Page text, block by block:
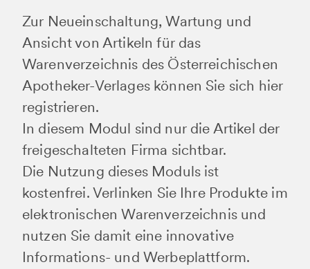
Zur Neueinschaltung, Wartung und
Ansicht von Artikeln für das
Warenverzeichnis des Österreichischen
Apotheker-Verlages können Sie sich hier
registrieren.
In diesem Modul sind nur die Artikel der
freigeschalteten Firma sichtbar.
Die Nutzung dieses Moduls ist
kostenfrei. Verlinken Sie Ihre Produkte im
elektronischen Warenverzeichnis und
nutzen Sie damit eine innovative
Informations- und Werbeplattform.